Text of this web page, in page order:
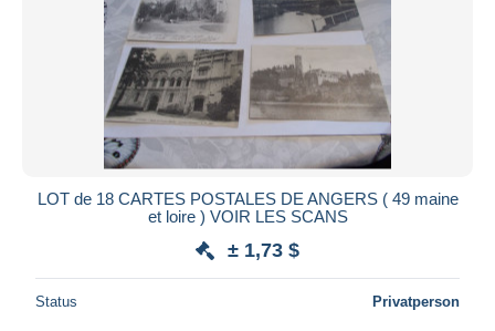
Übernehmen
LOT de 18 CARTES POSTALES DE ANGERS ( 49 maine
et loire ) VOIR LES SCANS
± 1,73 $
Status Privatperson